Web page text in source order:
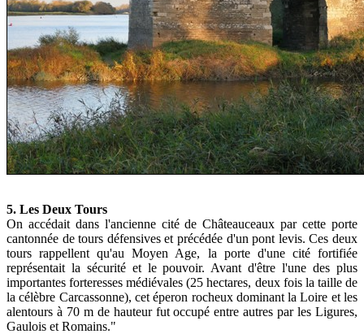
5. Les Deux Tours
On accédait dans l'ancienne cité de Châteauceaux par cette porte
cantonnée de tours défensives et précédée d'un pont levis. Ces deux
tours rappellent qu'au Moyen Age, la porte d'une cité fortifiée
représentait la sécurité et le pouvoir. Avant d'être l'une des plus
importantes forteresses médiévales (25 hectares, deux fois la taille de
la célèbre Carcassonne), cet éperon rocheux dominant la Loire et les
alentours à 70 m de hauteur fut occupé entre autres par les Ligures,
Gaulois et Romains."